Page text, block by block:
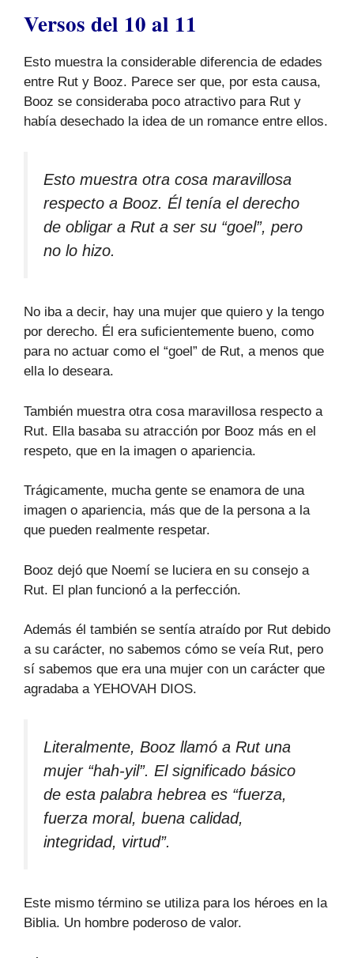
Versos del 10 al 11
Esto muestra la considerable diferencia de edades
entre Rut y Booz. Parece ser que, por esta causa,
Booz se consideraba poco atractivo para Rut y
había desechado la idea de un romance entre ellos.
Esto muestra otra cosa maravillosa
respecto a Booz. Él tenía el derecho
de obligar a Rut a ser su “goel”, pero
no lo hizo.
No iba a decir, hay una mujer que quiero y la tengo
por derecho. Él era suficientemente bueno, como
para no actuar como el “goel” de Rut, a menos que
ella lo deseara.
También muestra otra cosa maravillosa respecto a
Rut. Ella basaba su atracción por Booz más en el
respeto, que en la imagen o apariencia.
Trágicamente, mucha gente se enamora de una
imagen o apariencia, más que de la persona a la
que pueden realmente respetar.
Booz dejó que Noemí se luciera en su consejo a
Rut. El plan funcionó a la perfección.
Además él también se sentía atraído por Rut debido
a su carácter, no sabemos cómo se veía Rut, pero
sí sabemos que era una mujer con un carácter que
agradaba a YEHOVAH DIOS.
Literalmente, Booz llamó a Rut una
mujer “hah-yil”. El significado básico
de esta palabra hebrea es “fuerza,
fuerza moral, buena calidad,
integridad, virtud”.
Este mismo término se utiliza para los héroes en la
Biblia. Un hombre poderoso de valor.